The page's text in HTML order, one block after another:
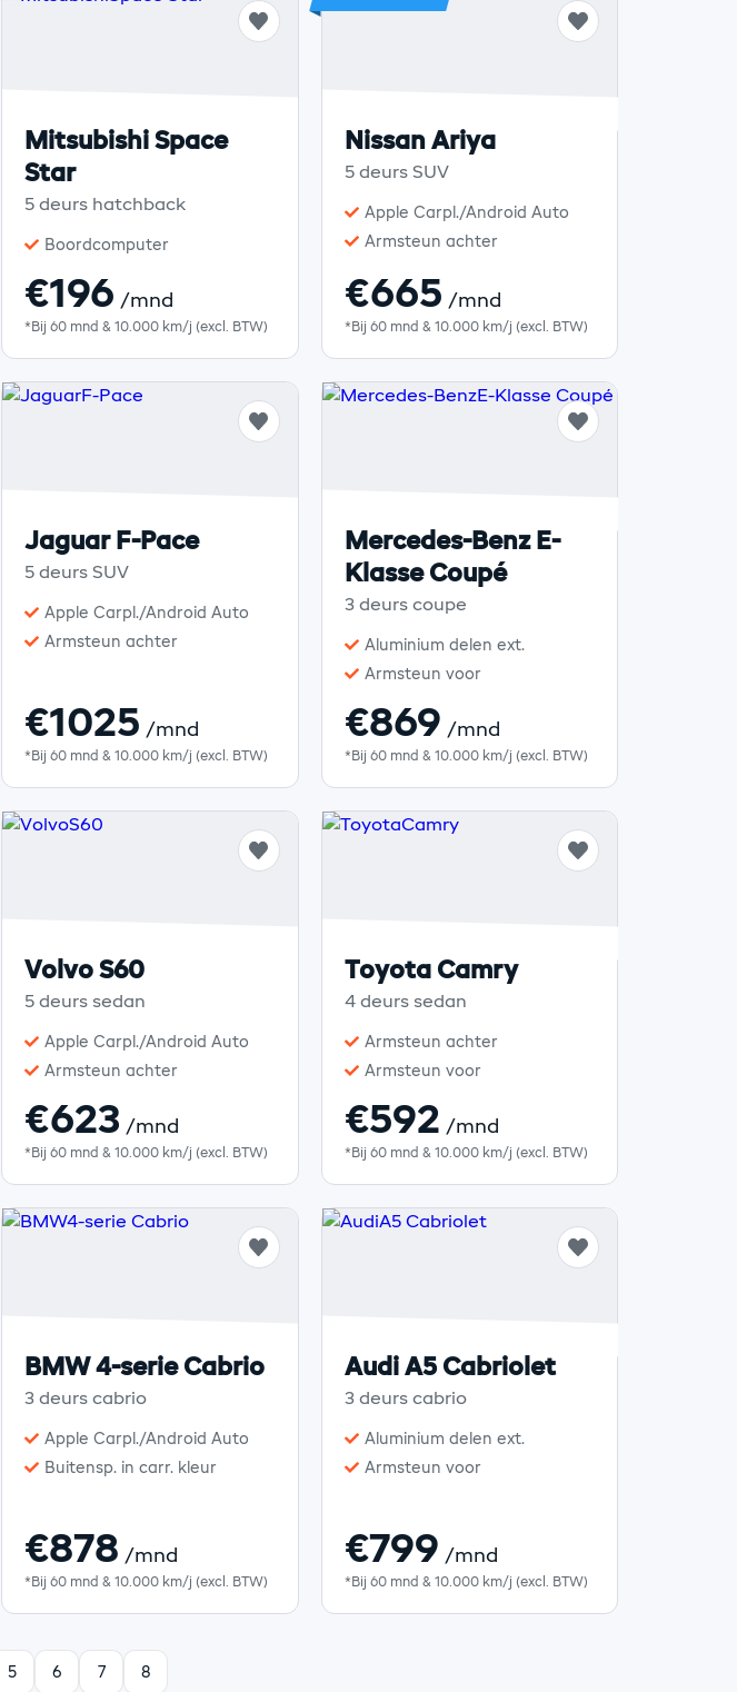
Mitsubishi Space
Star
5 deurs hatchback
Boordcomputer
€196 /mnd
*Bij 60 mnd & 10.000 km/j (excl. BTW)
Nissan Ariya
5 deurs SUV
Apple Carpl./Android Auto
Armsteun achter
€665 /mnd
*Bij 60 mnd & 10.000 km/j (excl. BTW)
Jaguar F-Pace
5 deurs SUV
Apple Carpl./Android Auto
Armsteun achter
€1025 /mnd
*Bij 60 mnd & 10.000 km/j (excl. BTW)
Mercedes-Benz E-
Klasse Coupé
3 deurs coupe
Aluminium delen ext.
Armsteun voor
€869 /mnd
*Bij 60 mnd & 10.000 km/j (excl. BTW)
Volvo S60
5 deurs sedan
Apple Carpl./Android Auto
Armsteun achter
€623 /mnd
*Bij 60 mnd & 10.000 km/j (excl. BTW)
Toyota Camry
4 deurs sedan
Armsteun achter
Armsteun voor
€592 /mnd
*Bij 60 mnd & 10.000 km/j (excl. BTW)
BMW 4-serie Cabrio
3 deurs cabrio
Apple Carpl./Android Auto
Buitensp. in carr. kleur
€878 /mnd
*Bij 60 mnd & 10.000 km/j (excl. BTW)
Audi A5 Cabriolet
3 deurs cabrio
Aluminium delen ext.
Armsteun voor
€799 /mnd
*Bij 60 mnd & 10.000 km/j (excl. BTW)
5 6 7 8